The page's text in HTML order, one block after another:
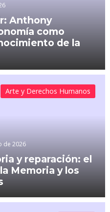
Anthony
como
de la
de 2026
y reparación: el
Memoria y los
Arte y Derechos Humanos